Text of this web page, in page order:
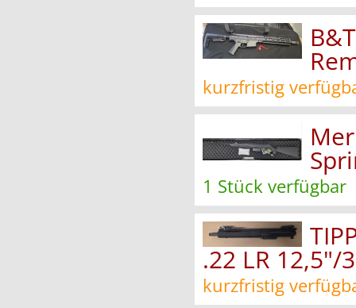
kurzfristig
1 Stück verfügbar
.22 LR 12,5"/
kurzfristig